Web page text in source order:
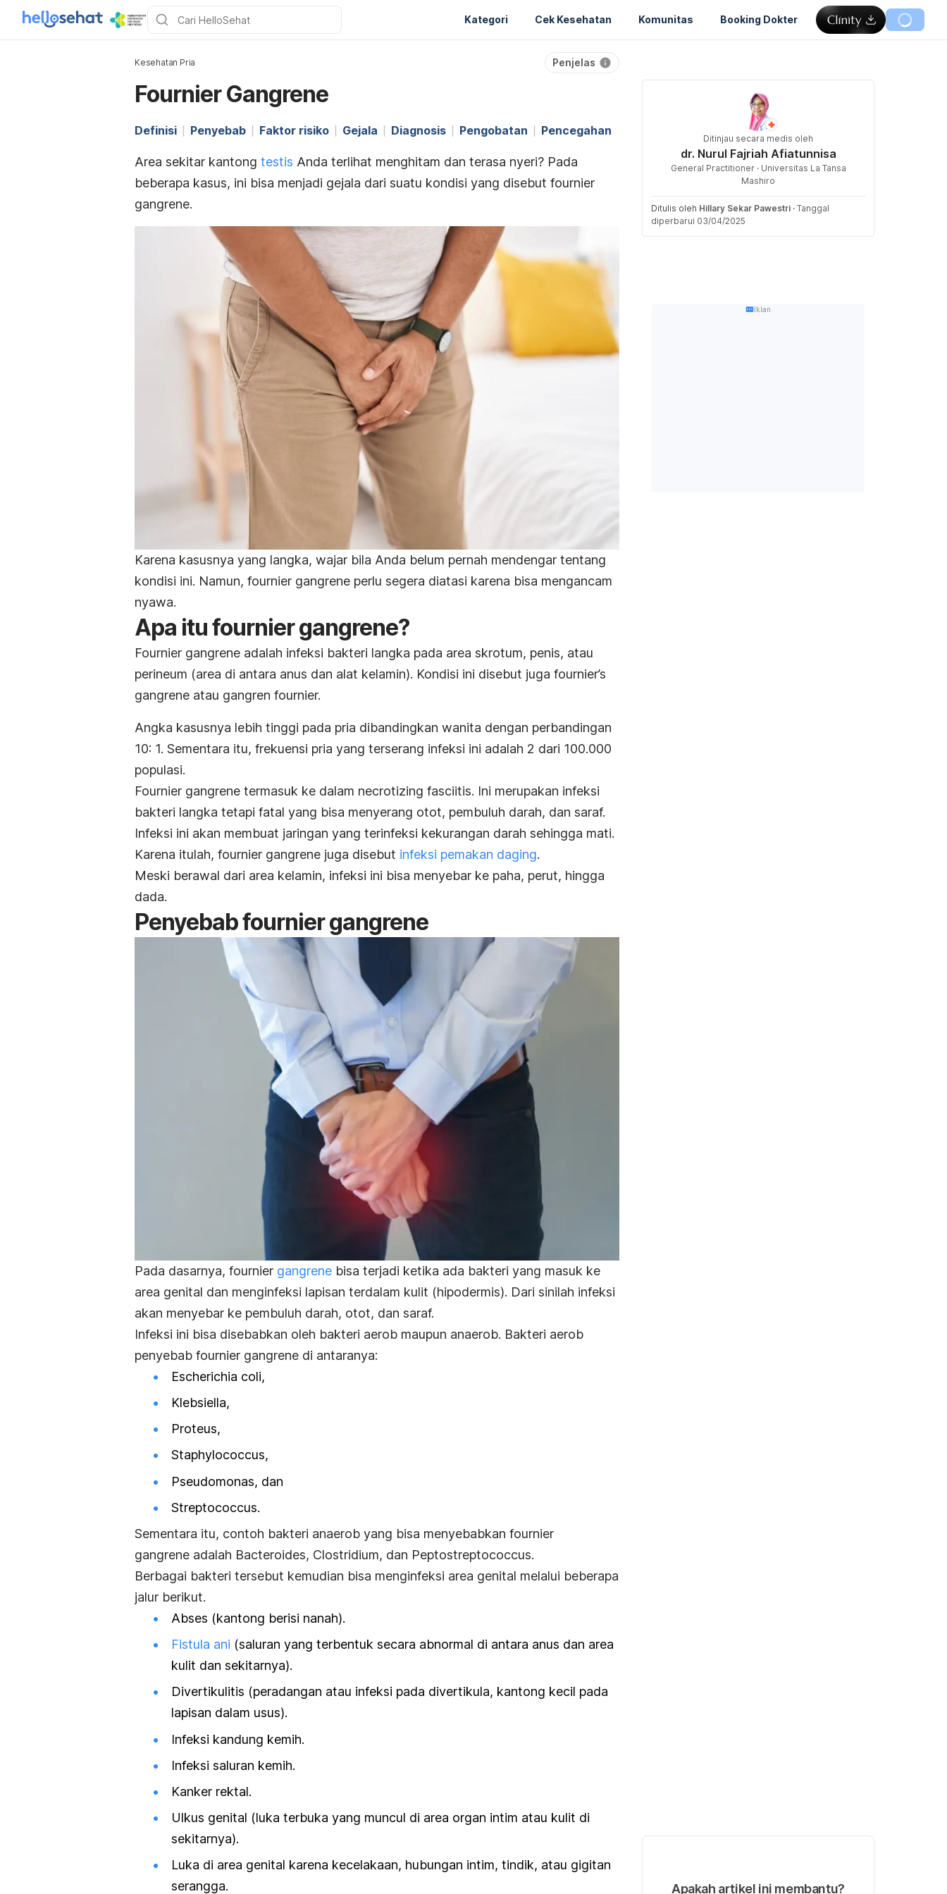
Kategori Cek Kesehatan Komunitas Booking Dokter
Kesehatan Pria Penjelas
Fournier Gangrene
Definisi Penyebab Faktor risiko Gejala Diagnosis Pengobatan Pencegahan
Area sekitar kantong testis Anda terlihat menghitam dan terasa nyeri? Pada
beberapa kasus, ini bisa menjadi gejala dari suatu kondisi yang disebut fournier
gangrene.
Karena kasusnya yang langka, wajar bila Anda belum pernah mendengar tentang
kondisi ini. Namun, fournier gangrene perlu segera diatasi karena bisa mengancam
nyawa.
Apa itufournier gangrene?
Fournier gangrene adalah infeksi bakteri langka pada area skrotum, penis, atau
perineum (area di antara anus dan alat kelamin). Kondisi ini disebut juga fournier’s
gangrene atau gangren fournier.
Angka kasusnya lebih tinggi pada pria dibandingkan wanita dengan perbandingan
10: 1. Sementara itu, frekuensi pria yang terserang infeksi ini adalah 2 dari 100.000
populasi.
Fournier gangrene termasuk ke dalam necrotizing fasciitis. Ini merupakan infeksi
bakteri langka tetapi fatal yang bisa menyerang otot, pembuluh darah, dan saraf.
Infeksi ini akan membuat jaringan yang terinfeksi kekurangan darah sehingga mati.
Karena itulah, fournier gangrene juga disebut infeksi pemakan daging.
Meski berawal dari area kelamin, infeksi ini bisa menyebar ke paha, perut, hingga
dada.
Penyebabfournier gangrene
Pada dasarnya, fournier gangrene bisa terjadi ketika ada bakteri yang masuk ke
area genital dan menginfeksi lapisan terdalam kulit (hipodermis). Dari sinilah infeksi
akan menyebar ke pembuluh darah, otot, dan saraf.
Infeksi ini bisa disebabkan oleh bakteri aerob maupun anaerob. Bakteri aerob
penyebab fournier gangrene di antaranya:
Escherichia coli,
Klebsiella,
Proteus,
Staphylococcus,
Pseudomonas, dan
Streptococcus.
Sementara itu, contoh bakteri anaerob yang bisa menyebabkan fournier
gangrene adalah Bacteroides, Clostridium, dan Peptostreptococcus.
Berbagai bakteri tersebut kemudian bisa menginfeksi area genital melalui beberapa
jalur berikut.
Abses (kantong berisi nanah).
Fistula ani (saluran yang terbentuk secara abnormal di antara anus dan area
kulit dan sekitarnya).
Divertikulitis (peradangan atau infeksi pada divertikula, kantong kecil pada
lapisan dalam usus).
Infeksi kandung kemih.
Infeksi saluran kemih.
Kanker rektal.
Ulkus genital (luka terbuka yang muncul di area organ intim atau kulit di
sekitarnya).
Luka di area genital karena kecelakaan, hubungan intim, tindik, atau gigitan
serangga.
Ditinjau secara medis oleh
dr. Nurul Fajriah Afiatunnisa
General Practitioner · Universitas La Tansa
Mashiro
Ditulis oleh Hillary Sekar Pawestri · Tanggal
diperbarui 03/04/2025
Iklan
Apakah artikel ini membantu?